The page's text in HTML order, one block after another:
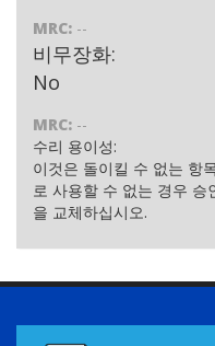
MRC: --
비무장화:
No
MRC: --
수리 용이성:
이것은 돌이킬 수 없는 항
로 사용할 수 없는 경우
을 교체하십시오.